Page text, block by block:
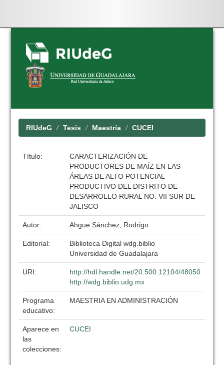
Skip
navigation
RIUdeG Tesis Maestría CUCEI
Título:
CARACTERIZACIÓN DE
PRODUCTORES DE MAÍZ EN LAS
ÁREAS DE ALTO POTENCIAL
PRODUCTIVO DEL DISTRITO DE
DESARROLLO RURAL NO. VII SUR DE
JALISCO
Autor: Ahgue Sánchez, Rodrigo
Editorial:
Biblioteca Digital wdg.biblio
Universidad de Guadalajara
URI:
http://hdl.handle.net/20.500.12104/48050
http://wdg.biblio.udg.mx
Programa
educativo:
MAESTRIA EN ADMINISTRACIÓN
Aparece en
las
colecciones:
CUCEI